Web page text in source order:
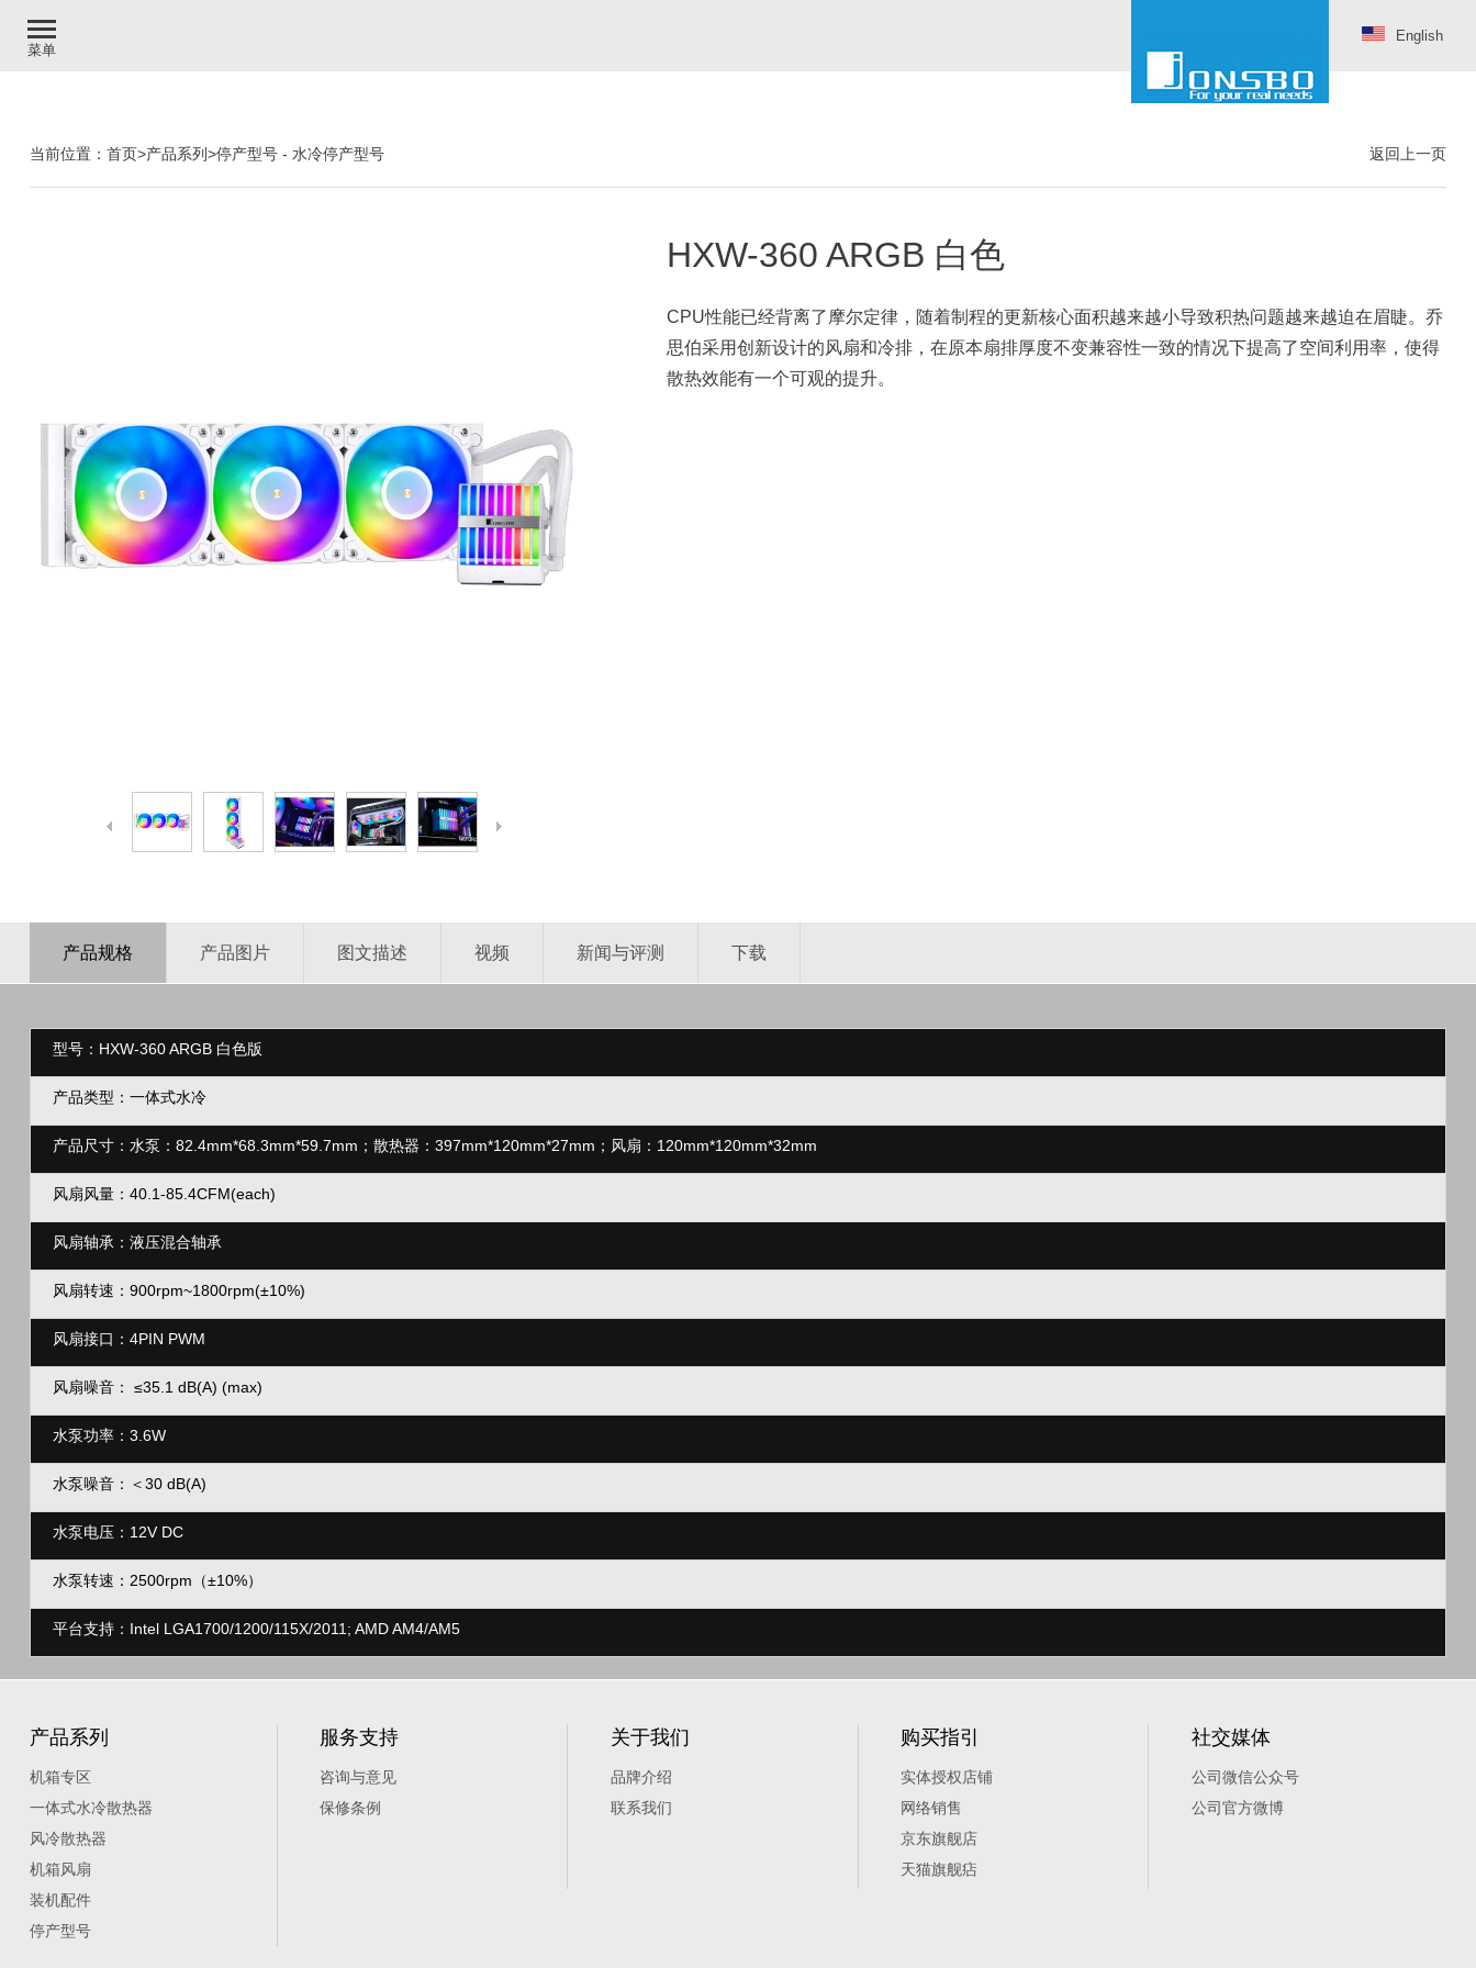
菜单
English
返回上一页
当前位置： 首页>产品系列>停产型号- 水冷停产型号
HXW-360 ARGB 白色
CPU性能已经背离了摩尔定律，随着制程的更新核心面积越来越小导致积热问题越来越迫在眉睫。乔
思伯采用创新设计的风扇和冷排，在原本扇排厚度不变兼容性一致的情况下提高了空间利用率，使得
散热效能有一个可观的提升。
产品规格 产品图片 图文描述 视频 新闻与评测 下载
型号：HXW-360 ARGB 白色版
产品类型：一体式水冷
产品尺寸：水泵：82.4mm*68.3mm*59.7mm； 散热器：397mm*120mm*27mm ； 风扇：120mm*120mm*32mm
风扇风量：40.1-85.4CFM(each)
风扇轴承：液压混合轴承
风扇转速：900rpm~1800rpm(±10%)
风扇接口：4PIN PWM
风扇噪音： ≤35.1 dB(A) (max)
水泵功率：3.6W
水泵噪音： ＜30dB(A)
水泵电压：12V DC
水泵转速：2500rpm（±10%）
平台支持：Intel LGA1700/1200/115X/2011; AMD AM4/AM5
产品系列
机箱专区
一体式水冷散热器
风冷散热器
机箱风扇
装机配件
停产型号
服务支持
咨询与意见
保修条例
关于我们
品牌介绍
联系我们
购买指引
实体授权店铺
网络销售
京东旗舰店
天猫旗舰痁
社交媒体
公司微信公众号
公司官方微博